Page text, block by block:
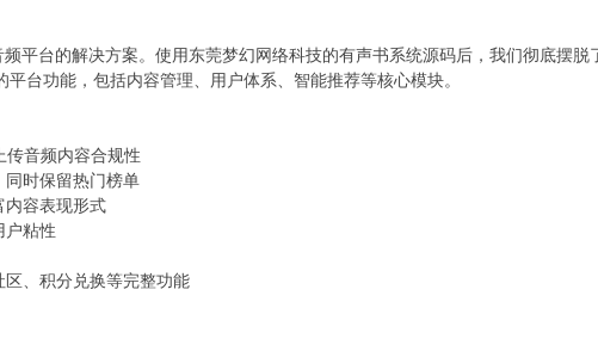
平台的解决方案。使用东莞梦幻网络科技的有声书系统源码后，我们彻底摆脱
台功能，包括内容管理、用户体系、智能推荐等核心模块。
传音频内容合规性
同时保留热门榜单
内容表现形式
户粘性
、积分兑换等完整功能